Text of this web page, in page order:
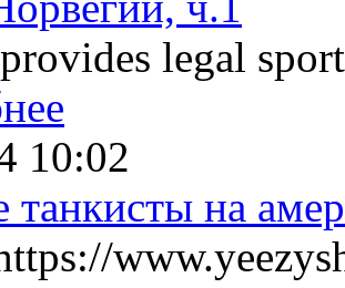
legal
10:02
танкисты на